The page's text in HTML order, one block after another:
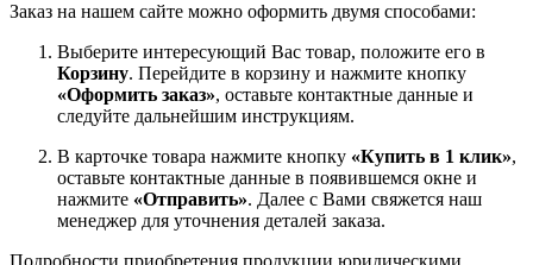
Заказ на нашем сайте можно оформить двумя способами:
Выберите интересующий Вас товар, положите его в
Корзину. Перейдите в корзину и нажмите кнопку
«Оформить заказ», оставьте контактные данные и
следуйте дальнейшим инструкциям.
В карточке товара нажмите кнопку «Купить в 1 клик»,
оставьте контактные данные в появившемся окне и
нажмите «Отправить». Далее с Вами свяжется наш
менеджер для уточнения деталей заказа.
Подробности приобретения продукции юридическими